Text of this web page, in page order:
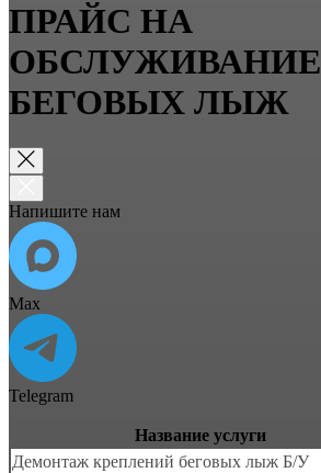
ПРАЙС НА
ОБСЛУЖИВАНИЕ
БЕГОВЫХ ЛЫЖ
Напишите нам
Max
Telegram
Название услуги
Демонтаж креплений беговых лыж Б/У